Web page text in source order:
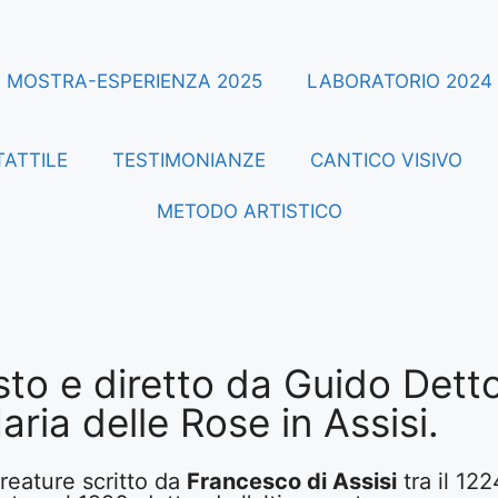
MOSTRA-ESPERIENZA 2025 LABORATORIO 2024
TESTIMONIANZE CANTICO VISIVO
METODO ARTISTICO
e diretto da Guido
delle Rose in Assisi.
scritto da Francesco di Assisi tra il